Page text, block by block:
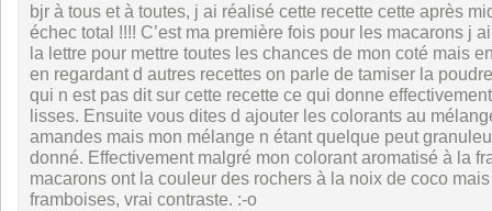
bjr à tous et à toutes, j ai réalisé cette recette cette après
échec total !!!! C’est ma première fois pour les macarons j
la lettre pour mettre toutes les chances de mon coté mais
en regardant d autres recettes on parle de tamiser la
qui n est pas dit sur cette recette ce qui donne
lisses. Ensuite vous dites d ajouter les colorants au
amandes mais mon mélange n étant quelque peut
donné. Effectivement malgré mon colorant aromatisé à la
macarons ont la couleur des rochers à la noix de coco
framboises, vrai contraste. :-o